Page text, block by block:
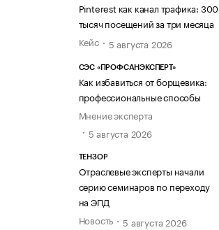
Pinterest как канал трафика: 300
тысяч посещений за три месяца
Кейс
5 августа 2026
СЭС «ПРОФСАНЭКСПЕРТ»
Как избавиться от борщевика:
профессиональные способы
Мнение эксперта
5 августа 2026
ТЕНЗОР
Отраслевые эксперты начали
серию семинаров по переходу
на ЭПД
Новость
5 августа 2026